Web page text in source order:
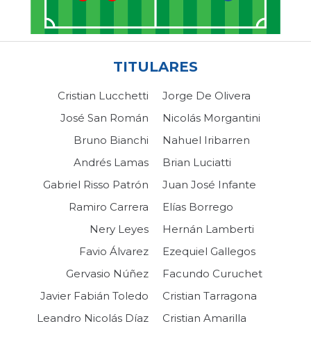
TITULARES
Cristian Lucchetti
José San Román
Bruno Bianchi
Andrés Lamas
Gabriel Risso Patrón
Ramiro Carrera
Nery Leyes
Favio Álvarez
Gervasio Núñez
Javier Fabián Toledo
Leandro Nicolás Díaz
Jorge De Olivera
Nicolás Morgantini
Nahuel Iribarren
Brian Luciatti
Juan José Infante
Elías Borrego
Hernán Lamberti
Ezequiel Gallegos
Facundo Curuchet
Cristian Tarragona
Cristian Amarilla